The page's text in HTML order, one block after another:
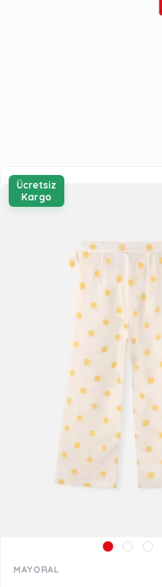
MAYORAL
Ücretsiz
Kargo